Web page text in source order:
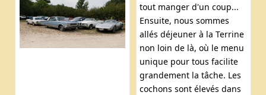
tout manger d'un coup...
Ensuite, nous sommes
allés déjeuner à la Terrine
non loin de là, où le menu
unique pour tous facilite
grandement la tâche. Les
cochons sont élevés dans